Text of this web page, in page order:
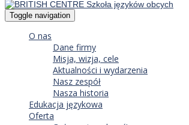
Toggle navigation
O nas
Dane firmy
Misja, wizja, cele
Aktualności i wydarzenia
Nasz zespół
Nasza historia
Edukacja językowa
Oferta